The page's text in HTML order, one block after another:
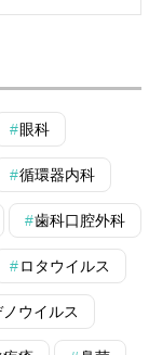
眼科
循環器内科
歯科口腔外科
ロタウイルス
ノウイルス